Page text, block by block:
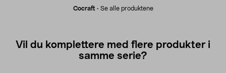
Cocraft- Se alle produktene
Vil du komplettere med flere produkter i
samme serie?